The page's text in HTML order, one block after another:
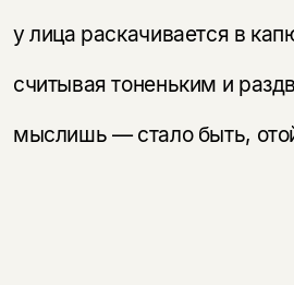
у лица раскачивается в
считывая тоненьким и
мыслишь — стало быть,